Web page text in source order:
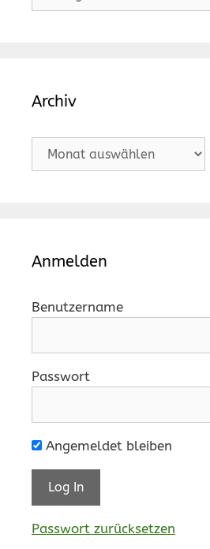
Archiv
Archiv
Anmelden
Benutzername
Passwort
Angemeldet bleiben
Passwort zurücksetzen